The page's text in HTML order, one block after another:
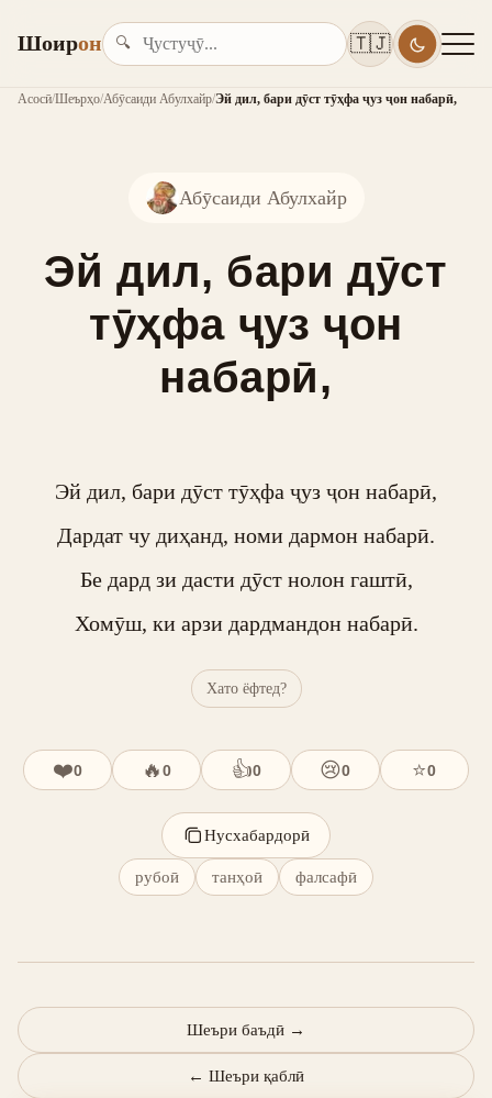
Шоирон 🔍 🇹🇯
Асосӣ/Шеърҳо/Абӯсаиди Абулхайр/Эй дил, бари дӯст тӯҳфа ҷуз ҷон набарӣ,
Абӯсаиди Абулхайр
Эй дил, бари дӯст
тӯҳфа ҷуз ҷон
набарӣ,
Эй дил, бари дӯст тӯҳфа ҷуз ҷон набарӣ,
Дардат чу диҳанд, номи дармон набарӣ.
Бе дард зи дасти дӯст нолон гаштӣ,
Хомӯш, ки арзи дардмандон набарӣ.
Хато ёфтед?
❤️0 🔥0 👍0 😢0 ⭐0
Нусхабардорӣ
рубоӣ танҳоӣ фалсафӣ
← Шеъри қаблӣ
Шеъри баъдӣ →